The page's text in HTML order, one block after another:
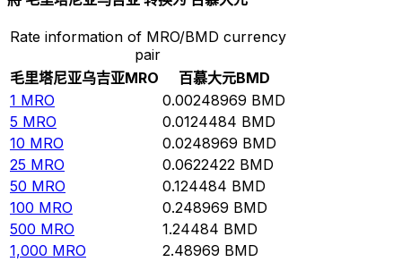
Rate information of MRO/BMD currency
pair
毛里塔尼亚乌吉亚MRO 百慕大元BMD
1 MRO 0.00248969 BMD
5 MRO 0.0124484 BMD
10 MRO 0.0248969 BMD
25 MRO 0.0622422 BMD
50 MRO 0.124484 BMD
100 MRO 0.248969 BMD
500 MRO 1.24484 BMD
1,000 MRO 2.48969 BMD